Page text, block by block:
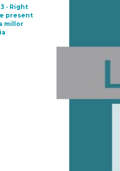
· Right
present
millor